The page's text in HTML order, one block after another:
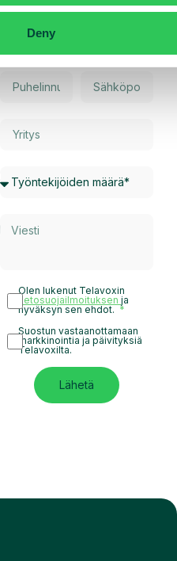
Deny
Olen lukenut Telavoxin
tietosuojailmoituksenja
hyväksyn sen ehdot.
Suostun vastaanottamaan
markkinointia ja päivityksiä
Telavoxilta.
Lähetä